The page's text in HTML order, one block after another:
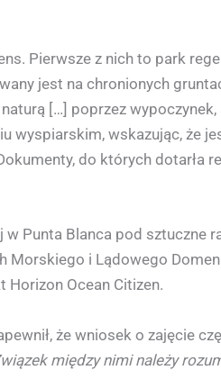
Pierwsze z nich to park
jest na chronionych
[…] poprzez wypoczynek,
wyspiarskim, wskazując, że
do których dotarła
Punta Blanca pod sztuczne
i Lądowego
Horizon Ocean Citizen.
że wniosek o zajęcie
między nimi należy